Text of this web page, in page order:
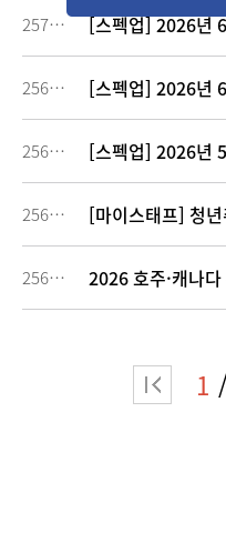
257617 [스펙업] 2026년
256887 [스펙업] 2026년
256423 [스펙업] 2026년
256296 [마이스태프] 청
256151 2026 호주·캐나
1